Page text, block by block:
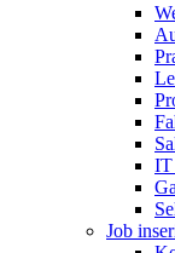
IT
Job